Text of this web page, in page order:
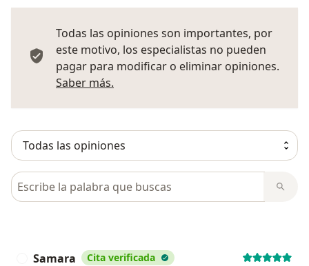
Todas las opiniones son importantes, por
este motivo, los especialistas no pueden
pagar para modificar o eliminar opiniones.
Saber más.
Busca en opiniones
Samara Cita verificada